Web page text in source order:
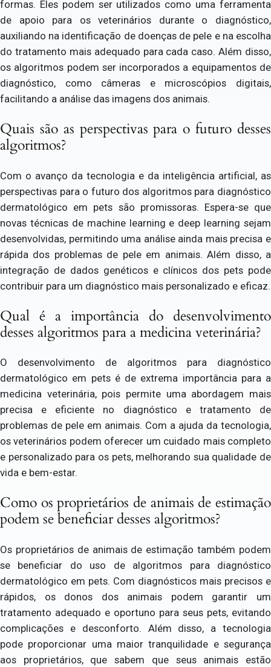
formas. Eles podem ser utilizados como uma ferramenta
de apoio para os veterinários durante o diagnóstico,
auxiliando na identificação de doenças de pele e na escolha
do tratamento mais adequado para cada caso. Além disso,
os algoritmos podem ser incorporados a equipamentos de
diagnóstico, como câmeras e microscópios digitais,
facilitando a análise das imagens dos animais.
Quais são as perspectivas para o futuro desses
algoritmos?
Com o avanço da tecnologia e da inteligência artificial, as
perspectivas para o futuro dos algoritmos para diagnóstico
dermatológico em pets são promissoras. Espera-se que
novas técnicas de machine learning e deep learning sejam
desenvolvidas, permitindo uma análise ainda mais precisa e
rápida dos problemas de pele em animais. Além disso, a
integração de dados genéticos e clínicos dos pets pode
contribuir para um diagnóstico mais personalizado e eficaz.
Qual é a importância do desenvolvimento
desses algoritmos para a medicina veterinária?
O desenvolvimento de algoritmos para diagnóstico
dermatológico em pets é de extrema importância para a
medicina veterinária, pois permite uma abordagem mais
precisa e eficiente no diagnóstico e tratamento de
problemas de pele em animais. Com a ajuda da tecnologia,
os veterinários podem oferecer um cuidado mais completo
e personalizado para os pets, melhorando sua qualidade de
vida e bem-estar.
Como os proprietários de animais de estimação
podem se beneficiar desses algoritmos?
Os proprietários de animais de estimação também podem
se beneficiar do uso de algoritmos para diagnóstico
dermatológico em pets. Com diagnósticos mais precisos e
rápidos, os donos dos animais podem garantir um
tratamento adequado e oportuno para seus pets, evitando
complicações e desconforto. Além disso, a tecnologia
pode proporcionar uma maior tranquilidade e segurança
aos proprietários, que sabem que seus animais estão